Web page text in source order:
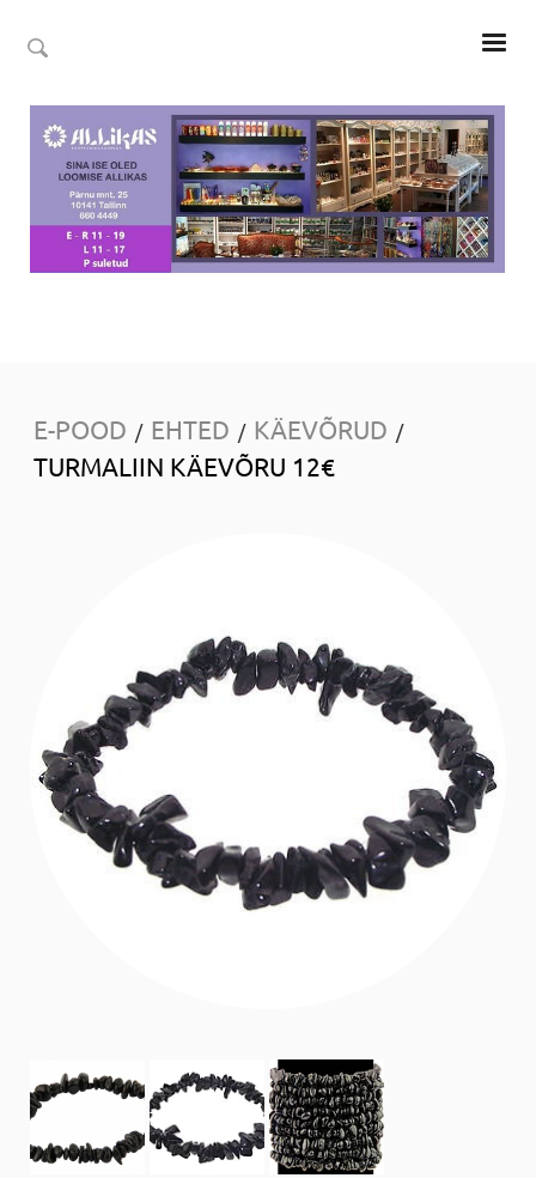
E-POOD / EHTED / KÄEVÕRUD /
TURMALIIN KÄEVÕRU 12€